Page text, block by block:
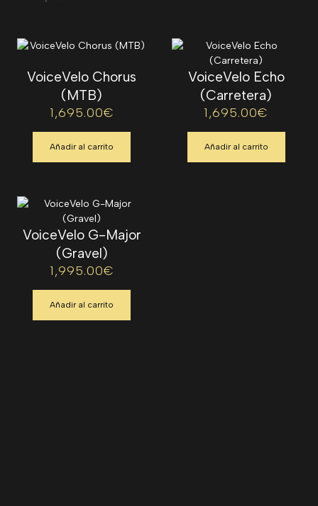
VoiceVelo Chorus
(MTB)
1,695.00€
Añadir al carrito
VoiceVelo Echo
(Carretera)
1,695.00€
Añadir al carrito
VoiceVelo G-Major
(Gravel)
1,995.00€
Añadir al carrito